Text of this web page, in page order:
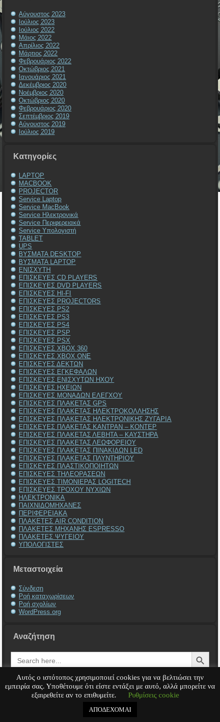
Αύγουστος 2023
Ιούλιος 2023
Ιούλιος 2022
Μάιος 2022
Απρίλιος 2022
Μάρτιος 2022
Φεβρουάριος 2022
Οκτώβριος 2021
Ιανουάριος 2021
Δεκέμβριος 2020
Νοέμβριος 2020
Οκτώβριος 2020
Φεβρουάριος 2020
Σεπτέμβριος 2019
Αύγουστος 2019
Ιούλιος 2019
Kατηγορίες
LAPTOP
MACBOOK
PROJECTOR
Service Laptop
Service MacBook
Service Ηλεκτρονικά
Service Περιφερειακά
Service Υπολογιστή
TABLET
UPS
ΒΥΣΜΑΤΑ DESKTOP
ΒΥΣΜΑΤΑ LAPTOP
ΕΝΙΣΧΥΤΗ
ΕΠΙΣΚΕΥΕΣ CD PLAYERS
ΕΠΙΣΚΕΥΕΣ DVD PLAYERS
ΕΠΙΣΚΕΥΕΣ HI-FI
ΕΠΙΣΚΕΥΕΣ PROJECTORS
ΕΠΙΣΚΕΥΕΣ PS2
ΕΠΙΣΚΕΥΕΣ PS3
ΕΠΙΣΚΕΥΕΣ PS4
ΕΠΙΣΚΕΥΕΣ PSP
ΕΠΙΣΚΕΥΕΣ PSX
ΕΠΙΣΚΕΥΕΣ XBOX 360
ΕΠΙΣΚΕΥΕΣ XBOX ONE
ΕΠΙΣΚΕΥΕΣ ΔΕΚΤΩΝ
ΕΠΙΣΚΕΥΕΣ ΕΓΚΕΦΑΛΩΝ
ΕΠΙΣΚΕΥΕΣ ΕΝΙΣΧΥΤΩΝ ΗΧΟΥ
ΕΠΙΣΚΕΥΕΣ ΗΧΕΙΩΝ
ΕΠΙΣΚΕΥΕΣ ΜΟΝΑΔΩΝ ΕΛΕΓΧΟΥ
ΕΠΙΣΚΕΥΕΣ ΠΛΑΚΕΤΑΣ GPS
ΕΠΙΣΚΕΥΕΣ ΠΛΑΚΕΤΑΣ ΗΛΕΚΤΡΟΚΟΛΛΗΣΗΣ
ΕΠΙΣΚΕΥΕΣ ΠΛΑΚΕΤΑΣ ΗΛΕΚΤΡΟΝΙΚΗΣ ΖΥΓΑΡΙΑ
ΕΠΙΣΚΕΥΕΣ ΠΛΑΚΕΤΑΣ ΚΑΝΤΡΑΝ – ΚΟΝΤΕΡ
ΕΠΙΣΚΕΥΕΣ ΠΛΑΚΕΤΑΣ ΛΕΒΗΤΑ – ΚΑΥΣΤΗΡΑ
ΕΠΙΣΚΕΥΕΣ ΠΛΑΚΕΤΑΣ ΛΕΩΦΟΡΕΙΟΥ
ΕΠΙΣΚΕΥΕΣ ΠΛΑΚΕΤΑΣ ΠΙΝΑΚΙΔΩΝ LED
ΕΠΙΣΚΕΥΕΣ ΠΛΑΚΕΤΑΣ ΠΛΥΝΤΗΡΙΟΥ
ΕΠΙΣΚΕΥΕΣ ΠΛΑΣΤΙΚΟΠΟΙΗΤΩΝ
ΕΠΙΣΚΕΥΕΣ ΤΗΛΕΟΡΑΣΕΩΝ
ΕΠΙΣΚΕΥΕΣ ΤΙΜΟΝΙΕΡΑΣ LOGITECH
ΕΠΙΣΚΕΥΕΣ ΤΡΟΧΟΥ ΝΥΧΙΩΝ
ΗΛΕΚΤΡΟΝΙΚΑ
ΠΑΙΧΝΙΔΟΜΗΧΑΝΕΣ
ΠΕΡΙΦΕΡΕΙΑΚΑ
ΠΛΑΚΕΤΕΣ AIR CONDITION
ΠΛΑΚΕΤΕΣ ΜΗΧΑΝΗΣ ESPRESSO
ΠΛΑΚΕΤΕΣ ΨΥΓΕΙΟΥ
ΥΠΟΛΟΓΙΣΤΕΣ
Μεταστοιχεία
Σύνδεση
Ροή καταχωρίσεων
Ροή σχολίων
WordPress.org
Αναζήτηση
Search
for:
Search Button
Service Υπολογιστή Service Laptop Service Macbook Service Περιφερειακά
Αυτός ο ιστότοπος χρησιμοποιεί cookies για να βελτιώσει την
εμπειρία σας. Υποθέτουμε ότι είστε εντάξει με αυτό, αλλά μπορείτε να
εξαιρεθείτε αν το επιθυμείτε.
Ρυθμίσεις cookie
ΑΠΟΔΕΧΟΜΑΙ